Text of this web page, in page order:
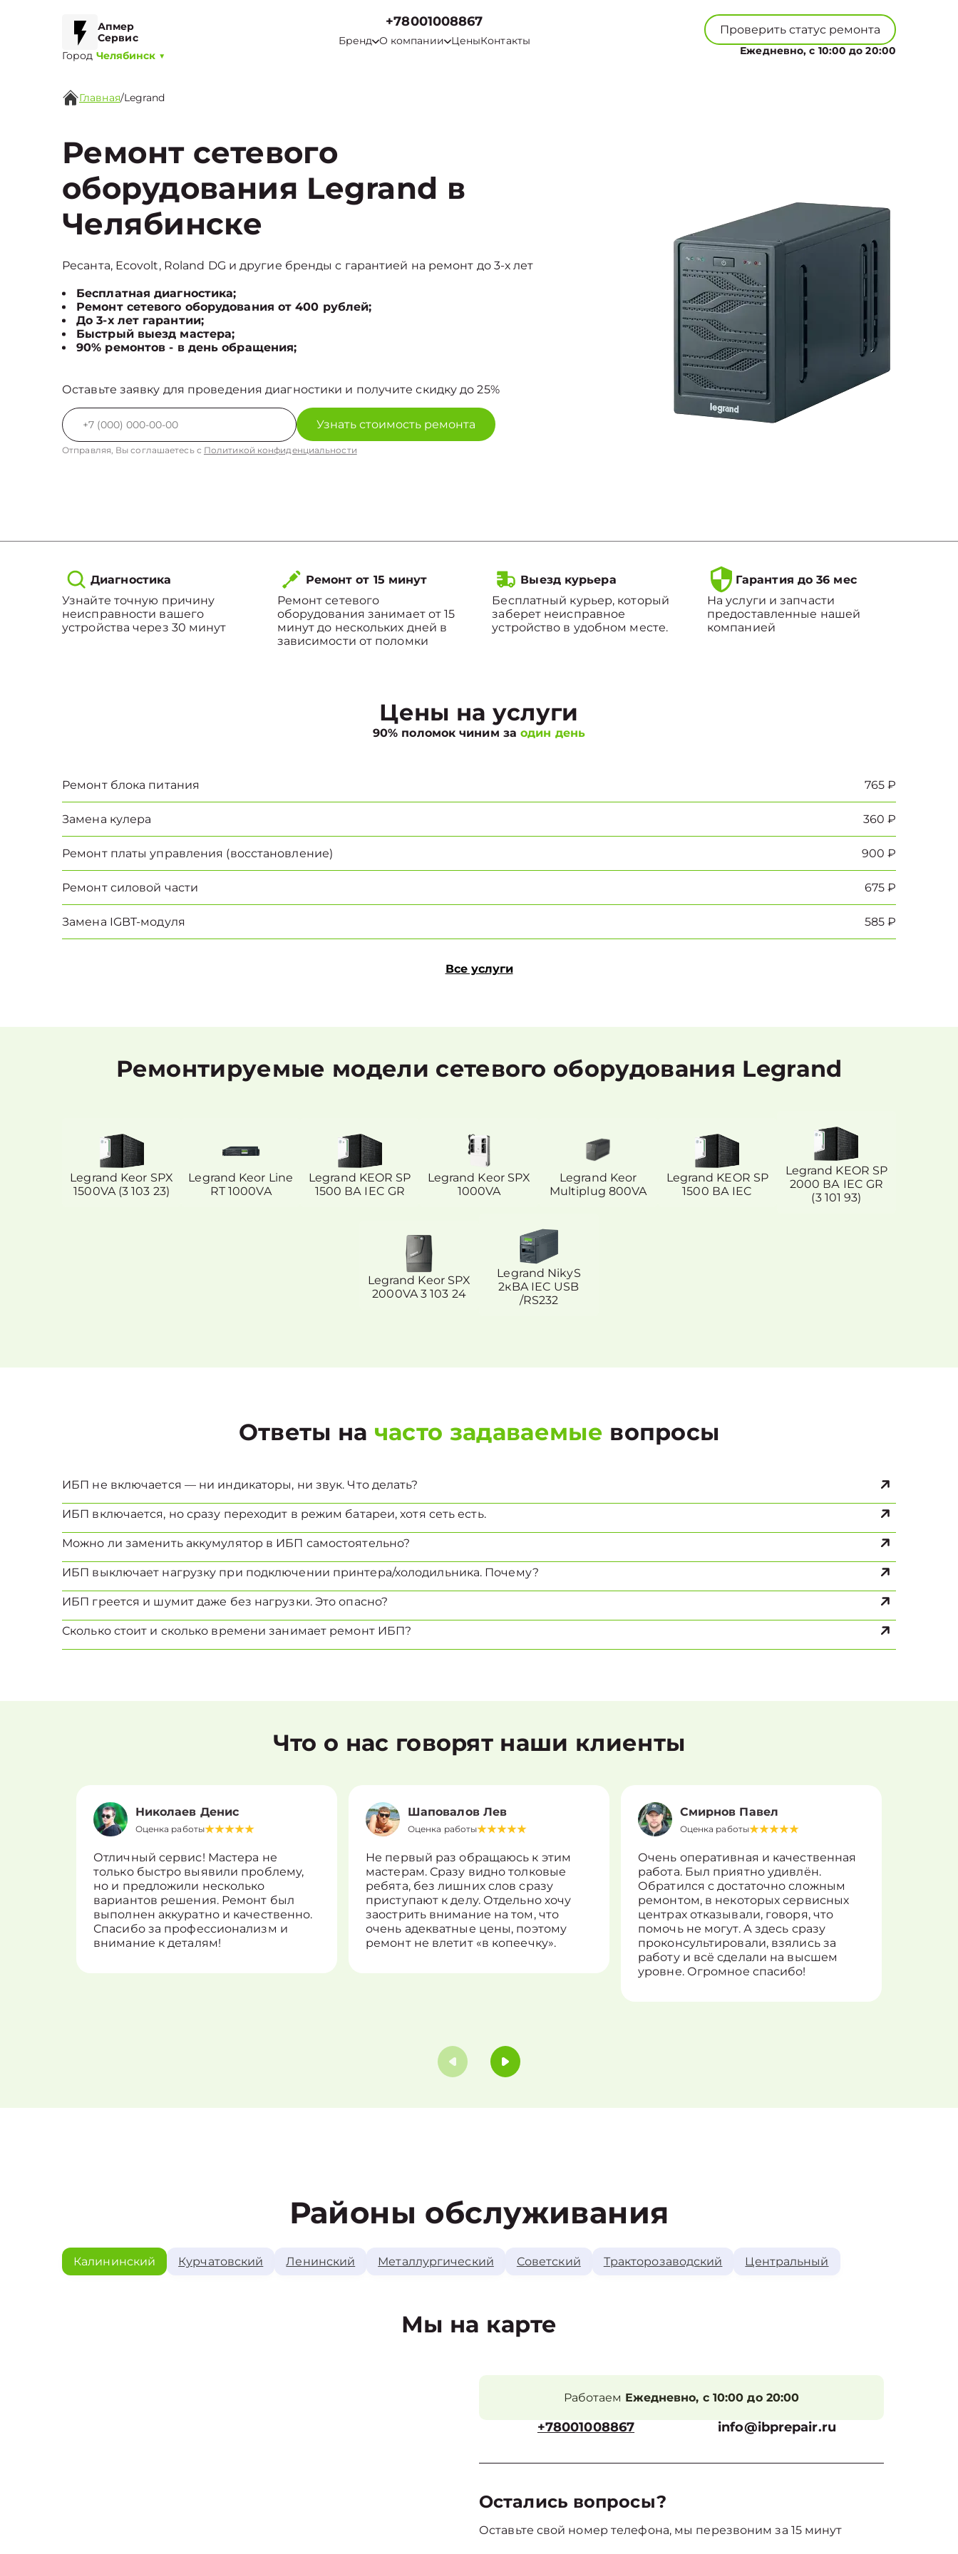
Апмер
Сервис
Город Челябинск ▼
+78001008867
Бренд О компании ЦеныКонтакты
Проверить статус ремонта
Ежедневно, с 10:00 до 20:00
Главная/Legrand
Ремонт сетевого
оборудования Legrand в
Челябинске
Ресанта, Ecovolt, Roland DG и другие бренды с гарантией на ремонт до 3-х лет
Бесплатная диагностика;
Ремонт сетевого оборудования от 400 рублей;
До 3-х лет гарантии;
Быстрый выезд мастера;
90% ремонтов - в день обращения;
Оставьте заявку для проведения диагностики и получите скидку до 25%
Узнать стоимость ремонта
Отправляя, Вы соглашаетесь с Политикой конфиденциальности
Диагностика
Узнайте точную причину
неисправности вашего
устройства через 30 минут
Ремонт от 15 минут
Ремонт сетевого
оборудования занимает от 15
минут до нескольких дней в
зависимости от поломки
Выезд курьера
Бесплатный курьер, который
заберет неисправное
устройство в удобном месте.
Гарантия до 36 мес
На услуги и запчасти
предоставленные нашей
компанией
Цены на услуги
90% поломок чиним заодин день
Ремонт блока питания 765 ₽
Замена кулера 360 ₽
Ремонт платы управления (восстановление) 900 ₽
Ремонт силовой части 675 ₽
Замена IGBT-модуля 585 ₽
Все услуги
Ремонтируемые модели сетевого оборудования Legrand
Legrand Keor SPX
1500VA (3 103 23)
Legrand Keor Line
RT 1000VA
Legrand KEOR SP
1500 ВА IEC GR
Legrand Keor SPX
1000VA
Legrand Keor
Multiplug 800VA
Legrand KEOR SP
1500 ВА IEC
Legrand KEOR SP
2000 ВА IEC GR
(3 101 93)
Legrand Keor SPX
2000VA 3 103 24
Legrand NikyS
2кBA IEC USB
/RS232
Ответы на часто задаваемые вопросы
ИБП не включается — ни индикаторы, ни звук. Что делать?
ИБП включается, но сразу переходит в режим батареи, хотя сеть есть.
Можно ли заменить аккумулятор в ИБП самостоятельно?
ИБП выключает нагрузку при подключении принтера/холодильника. Почему?
ИБП греется и шумит даже без нагрузки. Это опасно?
Сколько стоит и сколько времени занимает ремонт ИБП?
Что о нас говорят наши клиенты
Николаев Денис
Оценка работы
Отличный сервис! Мастера не
только быстро выявили проблему,
но и предложили несколько
вариантов решения. Ремонт был
выполнен аккуратно и качественно.
Спасибо за профессионализм и
внимание к деталям!
Шаповалов Лев
Оценка работы
Не первый раз обращаюсь к этим
мастерам. Сразу видно толковые
ребята, без лишних слов сразу
приступают к делу. Отдельно хочу
заострить внимание на том, что
очень адекватные цены, поэтому
ремонт не влетит «в копеечку».
Смирнов Павел
Оценка работы
Очень оперативная и качественная
работа. Был приятно удивлён.
Обратился с достаточно сложным
ремонтом, в некоторых сервисных
центрах отказывали, говоря, что
помочь не могут. А здесь сразу
проконсультировали, взялись за
работу и всё сделали на высшем
уровне. Огромное спасибо!
Районы обслуживания
Калининский Курчатовский Ленинский Металлургический Советский Тракторозаводский Центральный
Мы на карте
Работаем Ежедневно, с 10:00 до 20:00
+78001008867 info@ibprepair.ru
Остались вопросы?
Оставьте свой номер телефона, мы перезвоним за 15 минут